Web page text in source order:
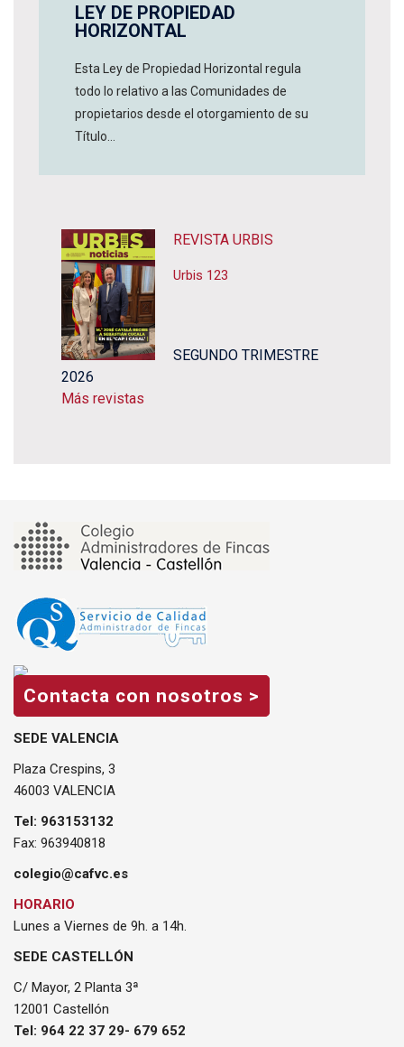
LEY DE PROPIEDAD
HORIZONTAL
Esta Ley de Propiedad Horizontal regula
todo lo relativo a las Comunidades de
propietarios desde el otorgamiento de su
Título...
REVISTA URBIS
Urbis 123
SEGUNDO TRIMESTRE
2026
Más revistas
Contacta con nosotros >
SEDE VALENCIA
Plaza Crespins, 3
46003 VALENCIA
Tel: 963153132
Fax: 963940818
colegio@cafvc.es
HORARIO
Lunes a Viernes de 9h. a 14h.
SEDE CASTELLÓN
C/ Mayor, 2 Planta 3ª
12001 Castellón
Tel: 964 22 37 29- 679 652